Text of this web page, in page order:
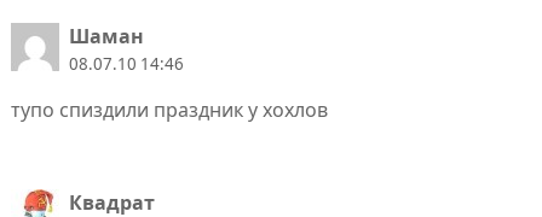
Шаман
08.07.10 14:46
тупо спиздили праздник у хохлов
Квадрат